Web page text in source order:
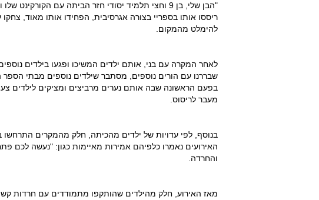
"הבן שלי, בן 9 וחצי תלמיד יסודי חזר הביתה עם
ריססו אותו בספריי בצורה אגרסיבית, הפחידו אותו מאוד,
להימלט מהמקום.
לאחר המקרה עם בני, אותם ילדים המשיכו ופגעו בילדים
שבררנו עם הורים נוספים, מסתבר שילדים נוספים מבתי הספר
בפעם הראשונה שבה אותם נערים מרביצים ומציקים לילדים
מעבר לריסוס.
בנוסף, לפי עדויות של ילדים מהכיתה, חלק מהמקרים
והחרדה.
מאז האירוע, חלק מהילדים שהותקפו מתמודדים עם חרדות